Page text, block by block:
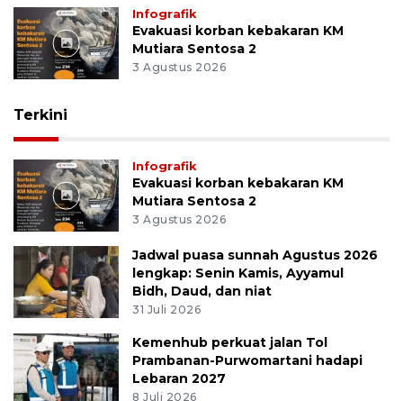
Infografik
Evakuasi korban kebakaran KM
Mutiara Sentosa 2
3 Agustus 2026
Terkini
Infografik
Evakuasi korban kebakaran KM
Mutiara Sentosa 2
3 Agustus 2026
Jadwal puasa sunnah Agustus 2026
lengkap: Senin Kamis, Ayyamul
Bidh, Daud, dan niat
31 Juli 2026
Kemenhub perkuat jalan Tol
Prambanan-Purwomartani hadapi
Lebaran 2027
8 Juli 2026